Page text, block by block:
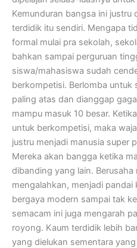
Kemunduran bangsa ini justru
terdidik itu sendiri. Mengapa
formal mulai pra sekolah,
bahkan sampai perguruan
siswa/mahasiswa sudah
berkompetisi. Berlomba untuk
paling atas dan dianggap
mampu masuk 10 besar.
untuk berkompetisi, maka
justru menjadi manusia super
Mereka akan bangga ketika
dibanding yang lain.
mengalahkan, menjadi
bergaya modern sampai tak
semacam ini juga mengarah
royong. Kaum terdidik lebih
yang dielukan sementara